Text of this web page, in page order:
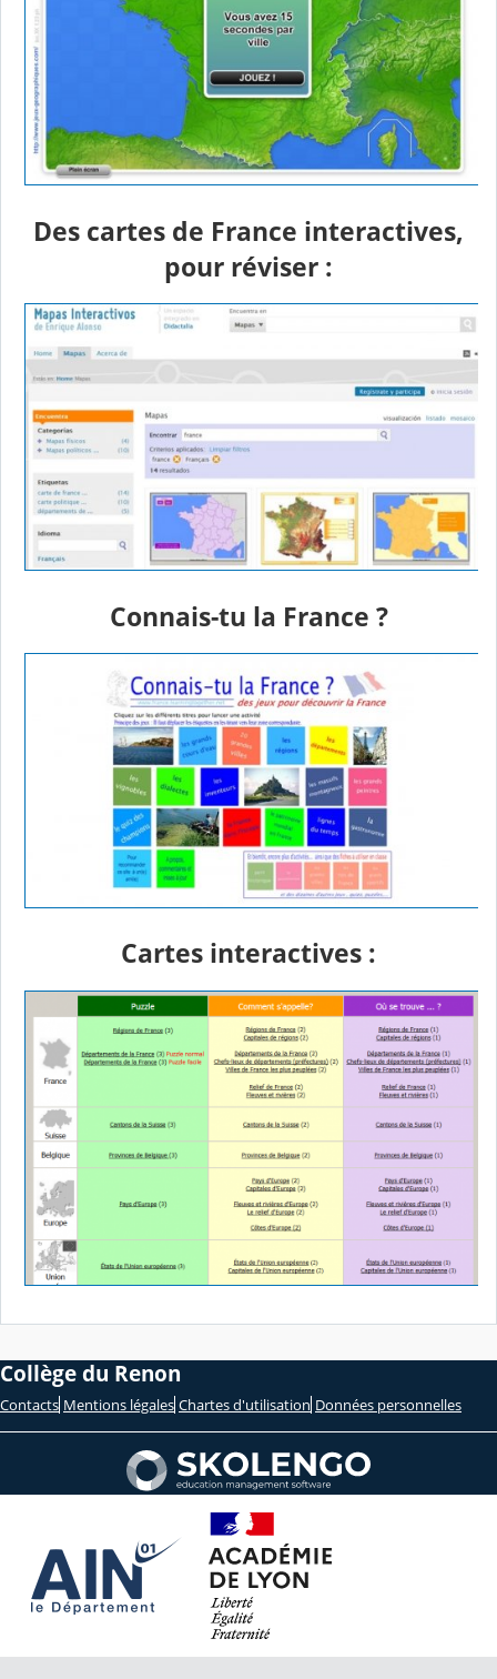
Des cartes de France interactives,
pour réviser :
Connais-tu la France ?
Cartes interactives :
Collège du Renon
Contacts Mentions légales Chartes d'utilisation Données personnelles